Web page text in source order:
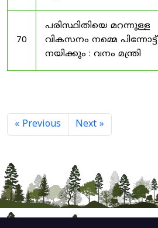
70
പരിസ്ഥിതിയെ മറന്നുള്ള
വികസനം നമ്മെ പിന്നോട്ട്
നയിക്കും : വനം മന്ത്രി
« Previous Next »